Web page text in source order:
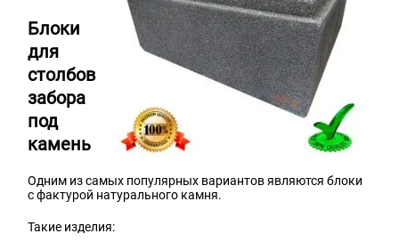
Блоки
для
столбов
забора
под
камень
Одним из самых популярных вариантов являются блоки
с фактурой натурального камня.
Такие изделия: